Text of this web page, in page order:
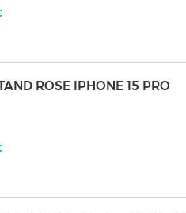
ROSE IPHONE 15 PRO